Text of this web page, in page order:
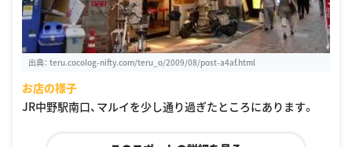
出典： teru.cocolog-nifty.com/teru_o/2009/08/post-a4af.html
お店の様子
JR中野駅南口、マルイを少し通り過ぎたところにあります。